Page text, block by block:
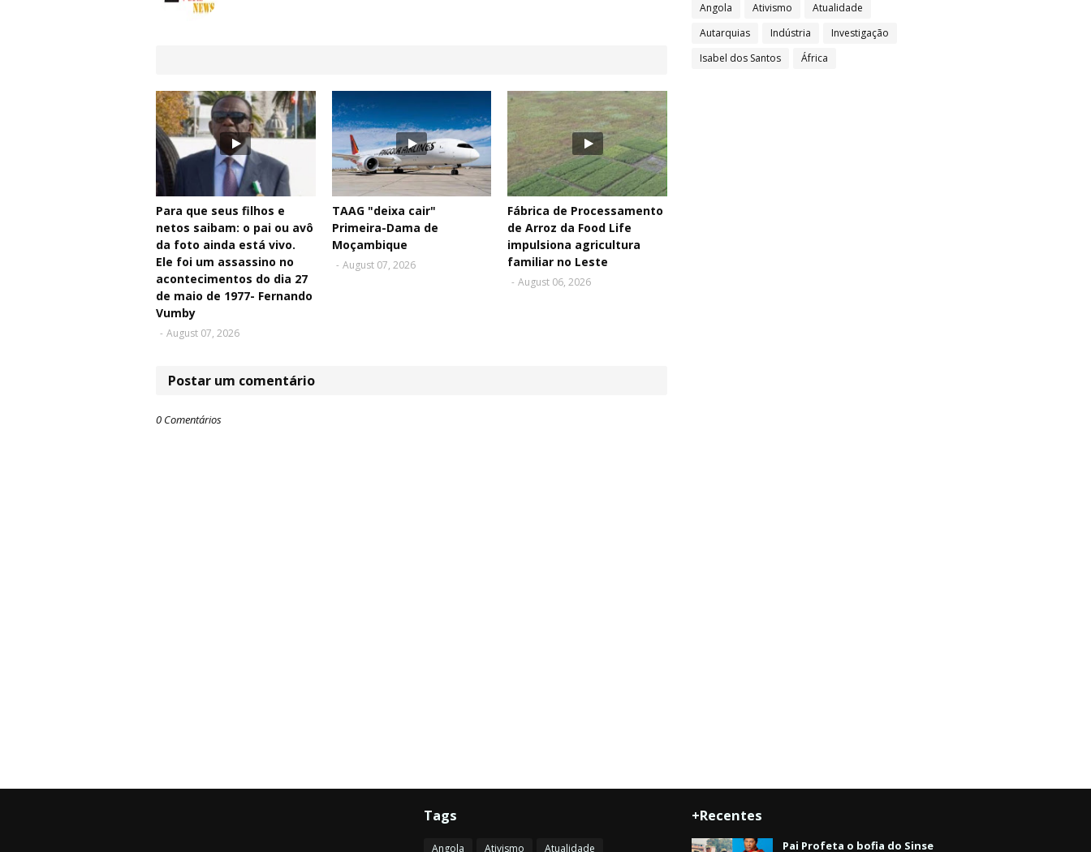
Para que seus filhos e
netos saibam: o pai ou avô
da foto ainda está vivo.
Ele foi um assassino no
acontecimentos do dia 27
de maio de 1977- Fernando
Vumby
- August 07, 2026
TAAG "deixa cair"
Primeira-Dama de
Moçambique
- August 07, 2026
Fábrica de Processamento
de Arroz da Food Life
impulsiona agricultura
familiar no Leste
- August 06, 2026
Postar um comentário
0 Comentários
Angola Ativismo
Atualidade
Autarquias
Indústria
Investigação
Isabel dos Santos
África
Tags
Angola Ativismo Atualidade
+Recentes
Pai Profeta o bofia do Sinse